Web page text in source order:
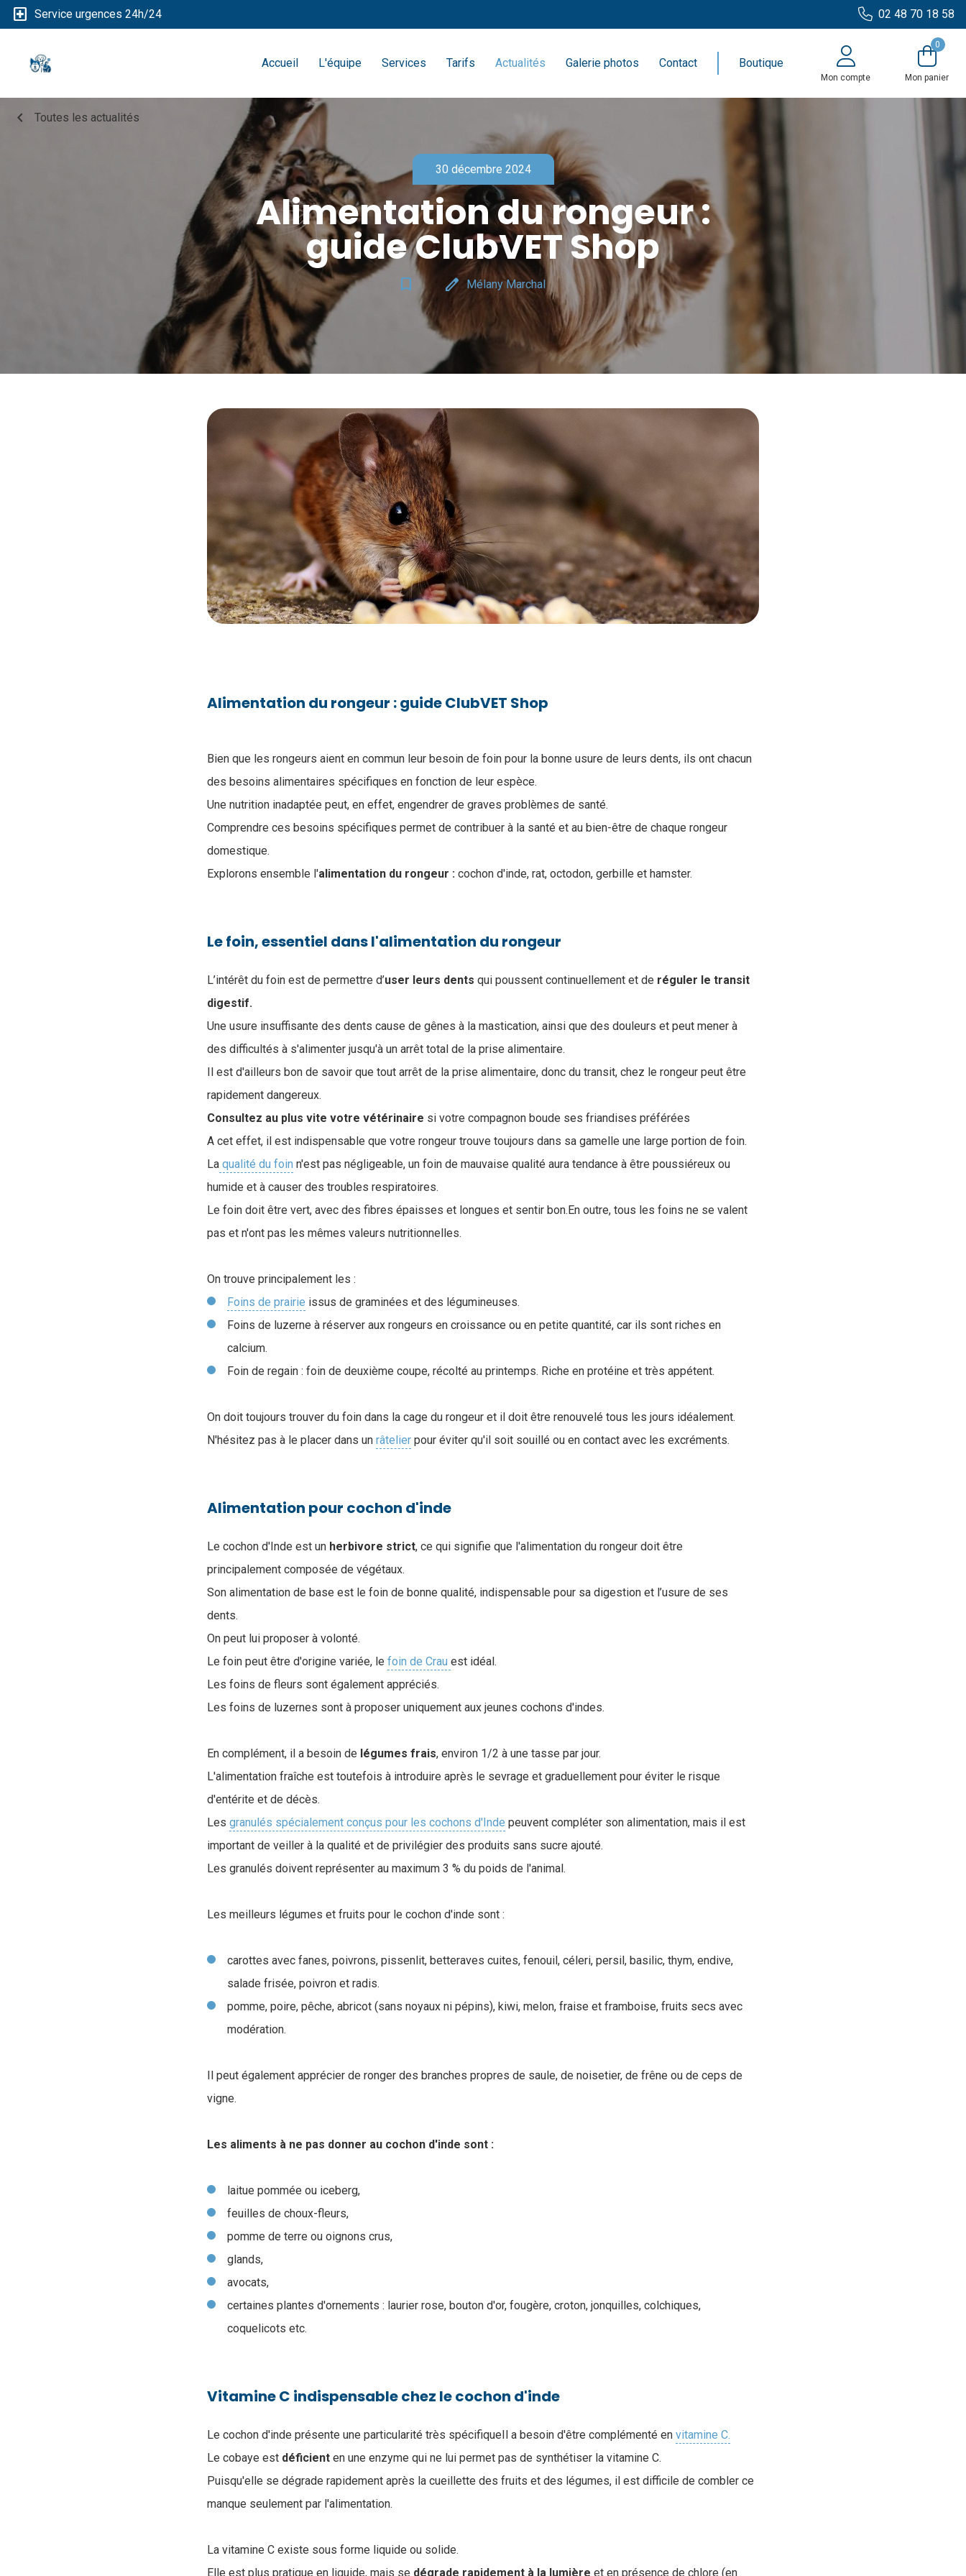
local_hospital Service urgences 24h/24 02 48 70 18 58
Accueil L'équipe Services Tarifs Actualités Galerie photos Contact Boutique
Mon compte
0
Mon panier
chevron_left Toutes les actualités
30 décembre 2024
Alimentation du rongeur :
guide ClubVET Shop
bookmark_border edit Mélany Marchal
Alimentation du rongeur : guide ClubVET Shop
Bien que les rongeurs aient en commun leur besoin de foin pour la bonne usure de leurs dents, ils ont chacun
des besoins alimentaires spécifiques en fonction de leur espèce.
Une nutrition inadaptée peut, en effet, engendrer de graves problèmes de santé.
Comprendre ces besoins spécifiques permet de contribuer à la santé et au bien-être de chaque rongeur
domestique.
Explorons ensemble l'alimentation du rongeur : cochon d'inde, rat, octodon, gerbille et hamster.
Le foin, essentiel dans l'alimentation du rongeur
L’intérêt du foin est de permettre d’user leurs dents qui poussent continuellement et de réguler le transit
digestif.
Une usure insuffisante des dents cause de gênes à la mastication, ainsi que des douleurs et peut mener à
des difficultés à s'alimenter jusqu'à un arrêt total de la prise alimentaire.
Il est d'ailleurs bon de savoir que tout arrêt de la prise alimentaire, donc du transit, chez le rongeur peut être
rapidement dangereux.
Consultez au plus vite votre vétérinaire si votre compagnon boude ses friandises préférées
A cet effet, il est indispensable que votre rongeur trouve toujours dans sa gamelle une large portion de foin.
La qualité du foin n'est pas négligeable, un foin de mauvaise qualité aura tendance à être poussiéreux ou
humide et à causer des troubles respiratoires.
Le foin doit être vert, avec des fibres épaisses et longues et sentir bon.En outre, tous les foins ne se valent
pas et n'ont pas les mêmes valeurs nutritionnelles.
On trouve principalement les :
Foins de prairie issus de graminées et des légumineuses.
Foins de luzerne à réserver aux rongeurs en croissance ou en petite quantité, car ils sont riches en
calcium.
Foin de regain : foin de deuxième coupe, récolté au printemps. Riche en protéine et très appétent.
On doit toujours trouver du foin dans la cage du rongeur et il doit être renouvelé tous les jours idéalement.
N'hésitez pas à le placer dans un râtelier pour éviter qu'il soit souillé ou en contact avec les excréments.
Alimentation pour cochon d'inde
Le cochon d'Inde est un herbivore strict, ce qui signifie que l'alimentation du rongeur doit être
principalement composée de végétaux.
Son alimentation de base est le foin de bonne qualité, indispensable pour sa digestion et l’usure de ses
dents.
On peut lui proposer à volonté.
Le foin peut être d'origine variée, le foin de Crau est idéal.
Les foins de fleurs sont également appréciés.
Les foins de luzernes sont à proposer uniquement aux jeunes cochons d'indes.
En complément, il a besoin de légumes frais, environ 1/2 à une tasse par jour.
L'alimentation fraîche est toutefois à introduire après le sevrage et graduellement pour éviter le risque
d'entérite et de décès.
Les granulés spécialement conçus pour les cochons d'Inde peuvent compléter son alimentation, mais il est
important de veiller à la qualité et de privilégier des produits sans sucre ajouté.
Les granulés doivent représenter au maximum 3 % du poids de l'animal.
Les meilleurs légumes et fruits pour le cochon d'inde sont :
carottes avec fanes, poivrons, pissenlit, betteraves cuites, fenouil, céleri, persil, basilic, thym, endive,
salade frisée, poivron et radis.
pomme, poire, pêche, abricot (sans noyaux ni pépins), kiwi, melon, fraise et framboise, fruits secs avec
modération.
Il peut également apprécier de ronger des branches propres de saule, de noisetier, de frêne ou de ceps de
vigne.
Les aliments à ne pas donner au cochon d'inde sont :
laitue pommée ou iceberg,
feuilles de choux-fleurs,
pomme de terre ou oignons crus,
glands,
avocats,
certaines plantes d'ornements : laurier rose, bouton d'or, fougère, croton, jonquilles, colchiques,
coquelicots etc.
Vitamine C indispensable chez le cochon d'inde
Le cochon d'inde présente une particularité très spécifiqueIl a besoin d'être complémenté en vitamine C.
Le cobaye est déficient en une enzyme qui ne lui permet pas de synthétiser la vitamine C.
Puisqu'elle se dégrade rapidement après la cueillette des fruits et des légumes, il est difficile de combler ce
manque seulement par l'alimentation.
La vitamine C existe sous forme liquide ou solide.
Elle est plus pratique en liquide, mais se dégrade rapidement à la lumière et en présence de chlore (en